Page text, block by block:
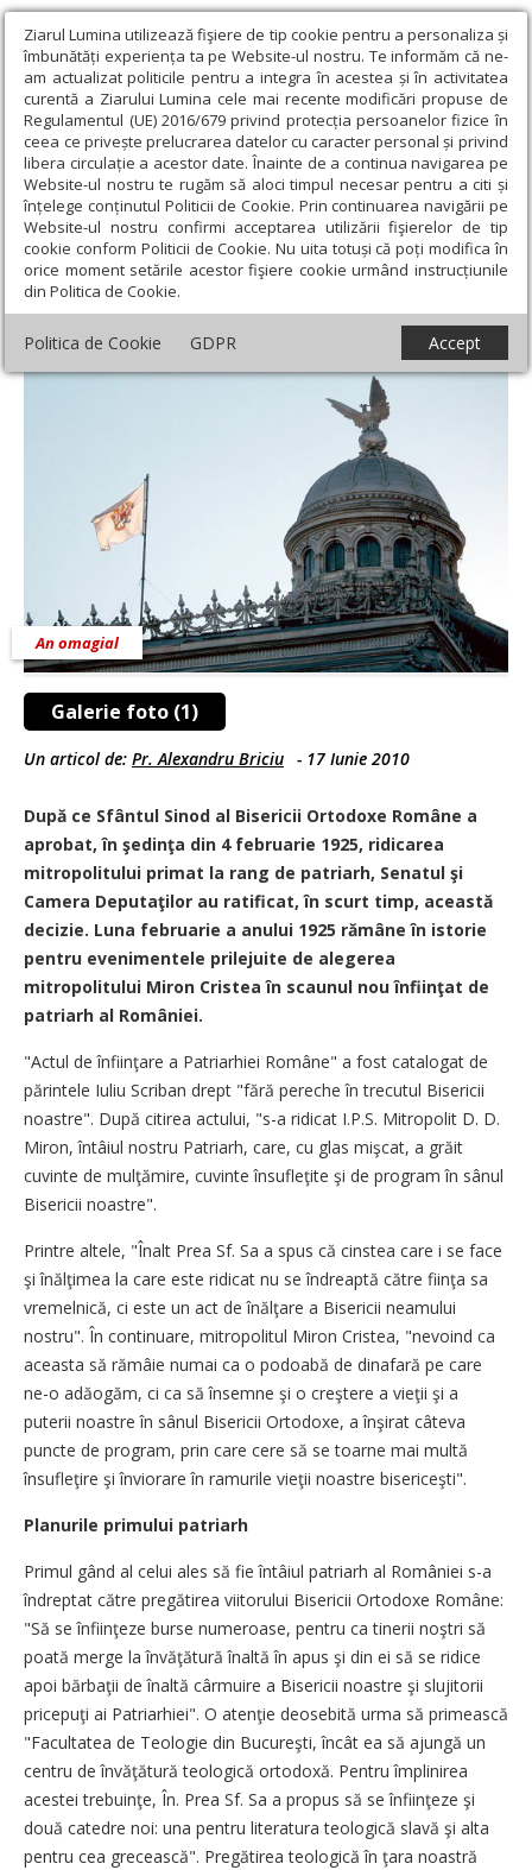
Ziarul Lumina utilizează fişiere de tip cookie pentru a personaliza și
îmbunătăți experiența ta pe Website-ul nostru. Te informăm că ne-
am actualizat politicile pentru a integra în acestea și în activitatea
curentă a Ziarului Lumina cele mai recente modificări propuse de
Regulamentul (UE) 2016/679 privind protecția persoanelor fizice în
ceea ce privește prelucrarea datelor cu caracter personal și privind
libera circulație a acestor date. Înainte de a continua navigarea pe
Website-ul nostru te rugăm să aloci timpul necesar pentru a citi și
înțelege conținutul Politicii de Cookie. Prin continuarea navigării pe
Website-ul nostru confirmi acceptarea utilizării fişierelor de tip
cookie conform Politicii de Cookie. Nu uita totuși că poți modifica în
orice moment setările acestor fişiere cookie urmând instrucțiunile
din Politica de Cookie.
Politica de Cookie GDPR Accept
Ziarul Lumina › Actualitate religioasă › An omagial › Februarie
1925, luna întâiului patriarh
Februarie 1925, luna întâiului patriarh
Galerie foto (1)
An omagial
Un articol de: Pr. Alexandru Briciu - 17 Iunie 2010
După ce Sfântul Sinod al Bisericii Ortodoxe Române a
aprobat, în şedinţa din 4 februarie 1925, ridicarea
mitropolitului primat la rang de patriarh, Senatul şi
Camera Deputaţilor au ratificat, în scurt timp, această
decizie. Luna februarie a anului 1925 rămâne în istorie
pentru evenimentele prilejuite de alegerea
mitropolitului Miron Cristea în scaunul nou înfiinţat de
patriarh al României.
"Actul de înfiinţare a Patriarhiei Române" a fost catalogat de
părintele Iuliu Scriban drept "fără pereche în trecutul Bisericii
noastre". După citirea actului, "s-a ridicat I.P.S. Mitropolit D. D.
Miron, întâiul nostru Patriarh, care, cu glas mişcat, a grăit
cuvinte de mulţămire, cuvinte însufleţite şi de program în sânul
Bisericii noastre".
Printre altele, "Înalt Prea Sf. Sa a spus că cinstea care i se face
şi înălţimea la care este ridicat nu se îndreaptă către fiinţa sa
vremelnică, ci este un act de înălţare a Bisericii neamului
nostru". În continuare, mitropolitul Miron Cristea, "nevoind ca
aceasta să rămâie numai ca o podoabă de dinafară pe care
ne-o adăogăm, ci ca să însemne şi o creştere a vieţii şi a
puterii noastre în sânul Bisericii Ortodoxe, a înşirat câteva
puncte de program, prin care cere să se toarne mai multă
însufleţire şi înviorare în ramurile vieţii noastre bisericeşti".
Planurile primului patriarh
Primul gând al celui ales să fie întâiul patriarh al României s-a
îndreptat către pregătirea viitorului Bisericii Ortodoxe Române:
"Să se înfiinţeze burse numeroase, pentru ca tinerii noştri să
poată merge la învăţătură înaltă în apus şi din ei să se ridice
apoi bărbaţii de înaltă cârmuire a Bisericii noastre şi slujitorii
pricepuţi ai Patriarhiei". O atenţie deosebită urma să primească
"Facultatea de Teologie din Bucureşti, încât ea să ajungă un
centru de învăţătură teologică ortodoxă. Pentru împlinirea
acestei trebuinţe, În. Prea Sf. Sa a propus să se înfiinţeze şi
două catedre noi: una pentru literatura teologică slavă şi alta
pentru cea grecească". Pregătirea teologică în ţara noastră